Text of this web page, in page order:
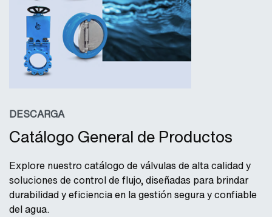
DESCARGA
Catálogo General de Productos
Explore nuestro catálogo de válvulas de alta calidad y
soluciones de control de flujo, diseñadas para brindar
durabilidad y eficiencia en la gestión segura y confiable
del agua.